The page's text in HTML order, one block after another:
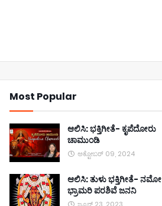
Most Popular
ಆಲಿಸಿ: ಭಕ್ತಿಗೀತೆ- ಕೃಪೆದೋರು
ಚಾಮುಂಡಿ
ಅಕ್ಟೋಬರ್ 09, 2024
ಆಲಿಸಿ: ತುಳು ಭಕ್ತಿಗೀತೆ- ನಮೋ
ಭ್ರಾಮರಿ ಪರಶಿವೆ ಜನನಿ
ಜೂನ್ 23, 2023